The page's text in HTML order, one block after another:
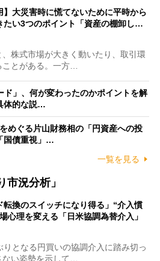
】大災害時に慌てないために平時から
たい3つのポイント「資産の棚卸し…
株式市場が大きく動いたり、取引環
ことがある。一方…
ド」、何が変わったのかポイントを解
体的な説…
めぐる片山財務相の「円資産への投
国債重視」…
一覧を見る
市況分析」
転換のスイッチになり得る」“介入慣
心理を変える「日米協調為替介入」
となる円買いの協調介入に踏み切っ
ない姿勢を示して…